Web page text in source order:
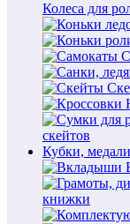
Колеса для
скейтов
Кубки,
книжки